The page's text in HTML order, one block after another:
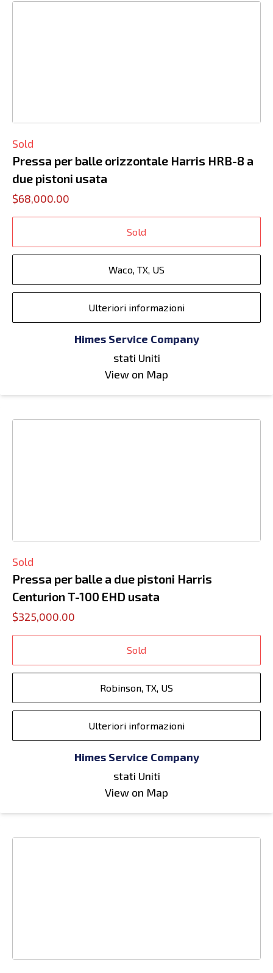
Sold
Pressa per balle orizzontale Harris HRB-8 a
due pistoni usata
$68,000.00
Sold
Waco, TX, US
Ulteriori informazioni
Himes Service Company
stati Uniti
View on Map
Sold
Pressa per balle a due pistoni Harris
Centurion T-100 EHD usata
$325,000.00
Sold
Robinson, TX, US
Ulteriori informazioni
Himes Service Company
stati Uniti
View on Map